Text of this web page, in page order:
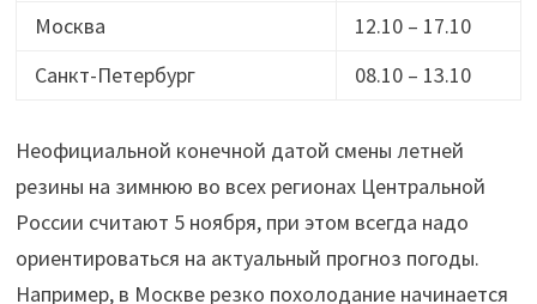
Москва
12.10 – 17.10
Санкт-Петербург
08.10 – 13.10
Неофициальной конечной датой смены летней
резины на зимнюю во всех регионах Центральной
России считают 5 ноября, при этом всегда надо
ориентироваться на актуальный прогноз погоды.
Например, в Москве резко похолодание начинается